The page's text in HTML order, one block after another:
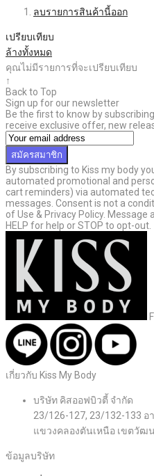
ลบรายการสินค้านี้ออก
เปรียบเทียบ
ล้างทั้งหมด
คุณไม่มีรายการที่จะเปรียบเทียบ
↑
Back to Top
Sign up for our newsletter
Be the first to know by
receive exclusive offer, new
สมัครสมาชิก
By subscribing to Kiss my body
automated promotional and
cart reminders) via automated
messages. Consent is not a
of Use & Privacy Policy.
HELP for help or STOP to opt-out.
เกี่ยวกับ Kiss My Body
บริษัท คิสออฟบิวตี้ จำกัด
23/126-127, 23/132-133
แขวงคลองตันเหนือ เขตวัฒ
ข้อมูลบริษัท